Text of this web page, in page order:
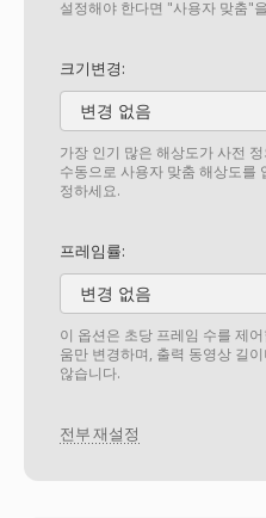
설정해야 한다면 "사용자 맞춤"
크기변경:
변경 없음
가장 인기 많은 해상도가 사전
수동으로 사용자 맞춤 해상도를
정하세요.
프레임률:
변경 없음
이 옵션은 초당 프레임 수를 제
움만 변경하며, 출력 동영상 길
않습니다.
전부 재설정